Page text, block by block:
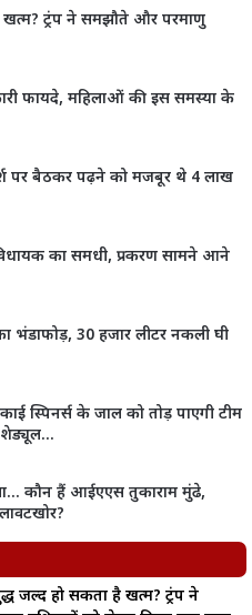
खत्म? ट्रंप ने समझौते और परमाणु
फायदे, महिलाओं की इस समस्या के
पर बैठकर पढ़ने को मजबूर थे 4 लाख
का समधी, प्रकरण सामने आने
भंडाफोड़, 30 हजार लीटर नकली घी
स्पिनर्स के जाल को तोड़ पाएगी टीम
शेड्यूल…
कौन हैं आईएएस तुकाराम मुंढे,
जल्द हो सकता है खत्म? ट्रंप ने